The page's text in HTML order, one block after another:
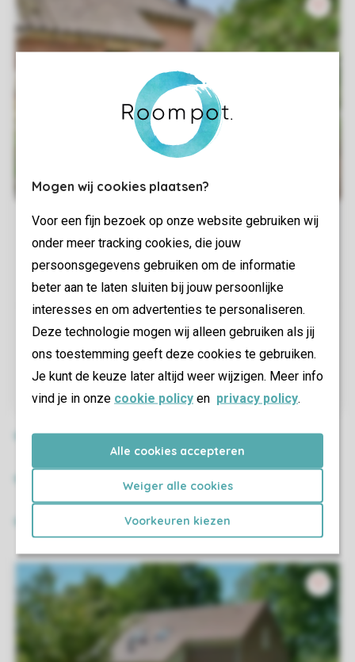
Mogen wij cookies plaatsen?
Voor een fijn bezoek op onze website gebruiken wij
onder meer tracking cookies, die jouw
persoonsgegevens gebruiken om de informatie
beter aan te laten sluiten bij jouw persoonlijke
interesses en om advertenties te personaliseren.
Deze technologie mogen wij alleen gebruiken als jij
ons toestemming geeft deze cookies te gebruiken.
Je kunt de keuze later altijd weer wijzigen. Meer info
vind je in onze cookie policy en privacy policy.
Alle cookies accepteren
Weiger alle cookies
Voorkeuren kiezen